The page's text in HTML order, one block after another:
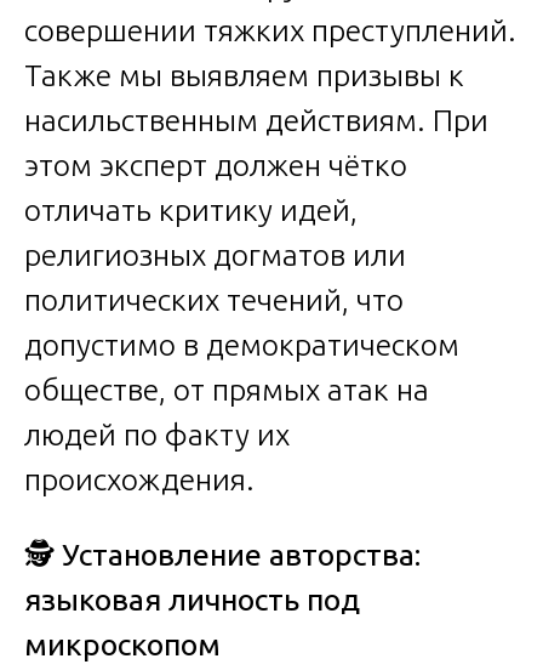
совершении тяжких преступлений.
Также мы выявляем призывы к
насильственным действиям. При
этом эксперт должен чётко
отличать критику идей,
религиозных догматов или
политических течений, что
допустимо в демократическом
обществе, от прямых атак на
людей по факту их
происхождения.
🕵️ Установление авторства:
языковая личность под
микроскопом